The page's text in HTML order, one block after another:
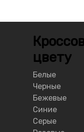
цвету
Белые
Черные
Бежевые
Синие
Серые